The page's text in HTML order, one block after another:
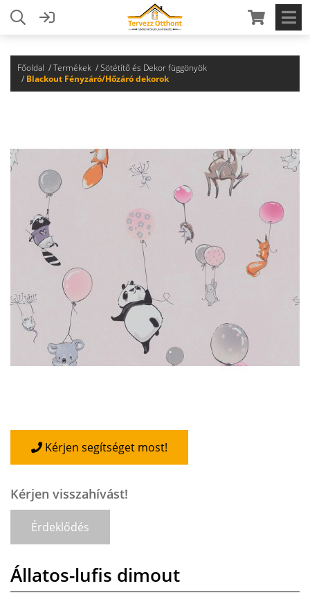
Főoldal Termékek
Sötétítő és Dekor függönyök
Blackout Fényzáró/Hőzáró dekorok
Kérjen segítséget most!
Kérjen visszahívást!
Érdeklődés
Állatos-lufis dimout